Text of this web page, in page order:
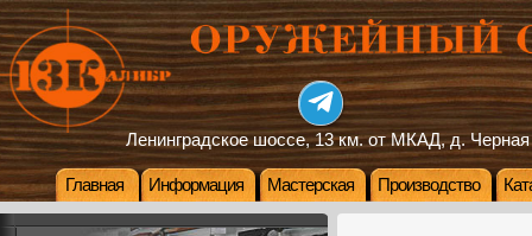
Ленинградское шоссе, 13 км. от МКАД, д. Черная
Главная Информация Мастерская Производство